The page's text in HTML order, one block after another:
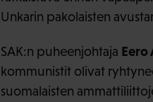
Unkarin pakolaisten
SAK:n puheenjohtaja Eero
kommunistit olivat
suomalaisten